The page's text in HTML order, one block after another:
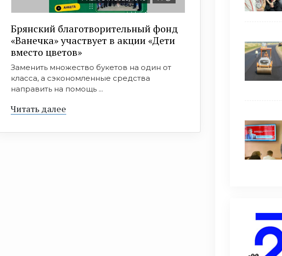
Брянский благотворительный фонд
«Ванечка» участвует в акции «Дети
вместо цветов»
Заменить множество букетов на один от
класса, а сэкономленные средства
направить на помощь ...
Читать далее